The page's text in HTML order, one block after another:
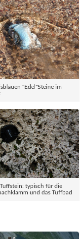
"Edel"Steine im
typisch für die
und das Tuffbad